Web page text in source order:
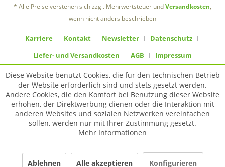
* Alle Preise verstehen sich zzgl. Mehrwertsteuer undVersandkosten,
wenn nicht anders beschrieben
Karriere Kontakt Newsletter
Datenschutz
Liefer- und Versandkosten
AGB Impressum
Diese Website benutzt Cookies, die für den technischen Betrieb
der Website erforderlich sind und stets gesetzt werden.
Andere Cookies, die den Komfort bei Benutzung dieser Website
erhöhen, der Direktwerbung dienen oder die Interaktion mit
anderen Websites und sozialen Netzwerken vereinfachen
sollen, werden nur mit Ihrer Zustimmung gesetzt.
Mehr Informationen
Ablehnen Alle akzeptieren Konfigurieren